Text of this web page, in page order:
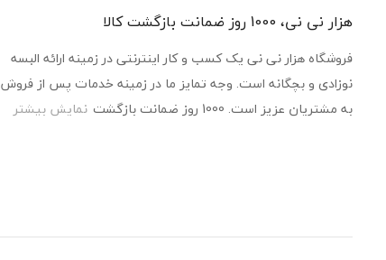
هزار نی نی، 1000 روز ضمانت بازگشت کالا
فروشگاه هزار نی نی یک کسب و کار اینترنتی در زمینه ارائه البسه
نوزادی و بچگانه است. وجه تمایز ما در زمینه خدمات پس از فروش
به مشتریان عزیز است. 1000 روز ضمانت بازگشت
نمایش بیشتر